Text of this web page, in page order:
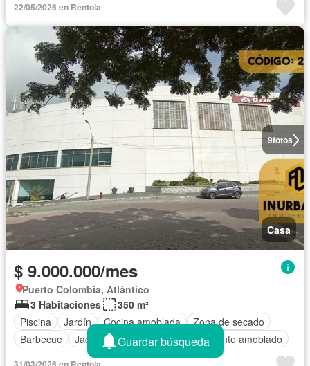
22/05/2026 en Rentola
9fotos
Casa
$ 9.000.000/mes
Puerto Colombia, Atlántico
3 Habitaciones
350 m²
Piscina
Jardín Cocina amoblada
Zona de secado
Barbecue
Jacuzzi Terraza Completamente amoblado
Guardar búsqueda